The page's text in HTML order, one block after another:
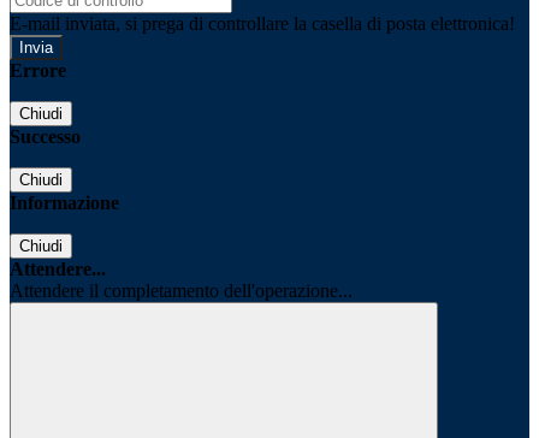
E-mail inviata, si prega di controllare la casella di posta elettronica!
Errore
Chiudi
Successo
Chiudi
Informazione
Chiudi
Attendere...
Attendere il completamento dell'operazione...